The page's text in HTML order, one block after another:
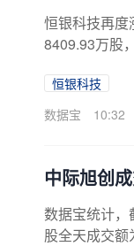
恒银科技再度
8409.93万股
3523.55万元
据宝）近日该
恒银科技
数据宝
10:32
中际旭创
数据宝统计，
股全天成交